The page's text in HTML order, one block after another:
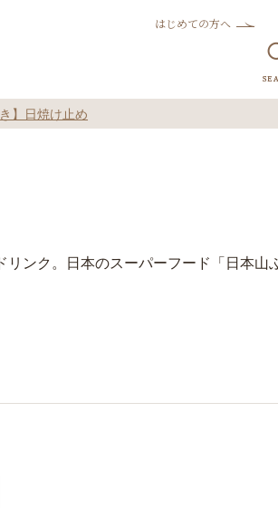
はじめての方へ
】日焼け止め
ンク。日本のスーパーフード「日本山